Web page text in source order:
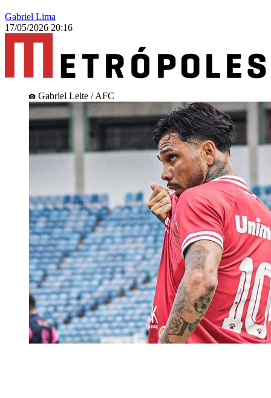
Gabriel Lima
17/05/2026 20:16
Gabriel Leite / AFC